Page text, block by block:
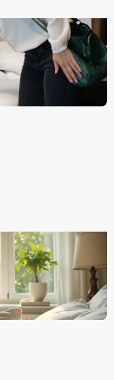
?
il n’y a aucune
modèles afin de
mais il ne
il perd en maintien,
et...